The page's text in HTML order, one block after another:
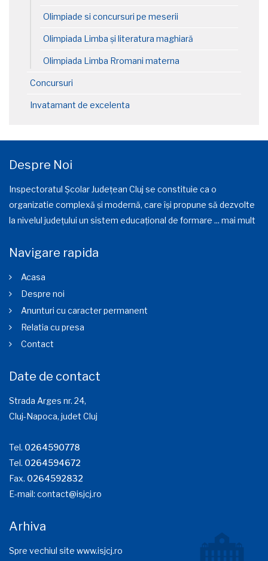
Olimpiade si concursuri pe meserii
Olimpiada Limba și literatura maghiară
Olimpiada Limba Rromani materna
Concursuri
Invatamant de excelenta
Despre Noi
Inspectoratul Școlar Județean Cluj se constituie ca o
organizatie complexă și modernă, care își propune să dezvolte
la nivelul județului un sistem educațional de formare ... mai mult
Navigare rapida
Acasa
Despre noi
Anunturi cu caracter permanent
Relatia cu presa
Contact
Date de contact
Strada Arges nr. 24,
Cluj-Napoca, judet Cluj
Tel. 0264590778
Tel. 0264594672
Fax. 0264592832
E-mail: contact@isjcj.ro
Arhiva
Spre vechiul site www.isjcj.ro